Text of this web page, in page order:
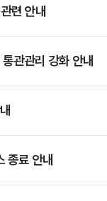
련 안내
관관리 강화 안내
종료 안내